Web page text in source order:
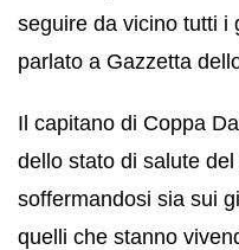
seguire da vicino tutti i
parlato a Gazzetta
Il capitano di Coppa
dello stato di salute
soffermandosi sia sui
quelli che stanno